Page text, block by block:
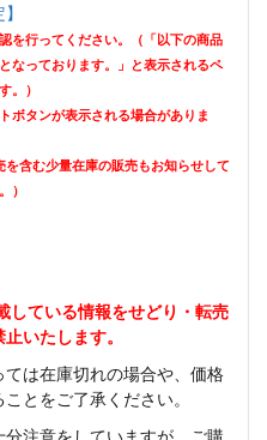
を行ってください。（「以下の商品
なっております。」と表示されるペ
。）
ボタンが表示される場合がありま
含む少量在庫の販売もお知らせして
）
している情報をせどり・転売
いたします。
は在庫切れの場合や、価格
とをご了承ください。
注意をしていますが、ご購